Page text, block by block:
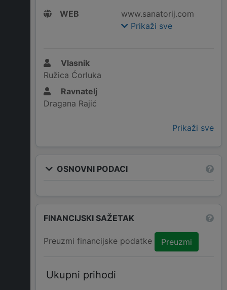
WEB
www.sanatorij.com
Prikaži sve
Vlasnik
Ružica Ćorluka
Ravnatelj
Dragana Rajić
Prikaži sve
OSNOVNI PODACI
FINANCIJSKI SAŽETAK
Preuzmi financijske podatke Preuzmi
Ukupni prihodi